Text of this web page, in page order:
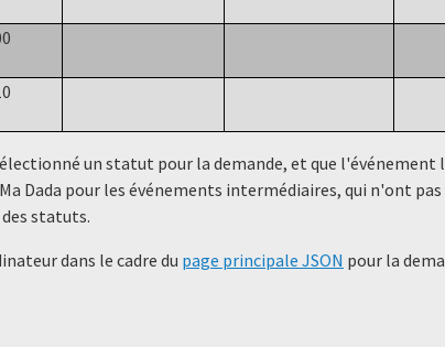
un statut ​​pour la demande, et que l'événement
Dada pour les événements intermédiaires, qui n'ont
statuts.
dans le cadre du page principale JSON pour la